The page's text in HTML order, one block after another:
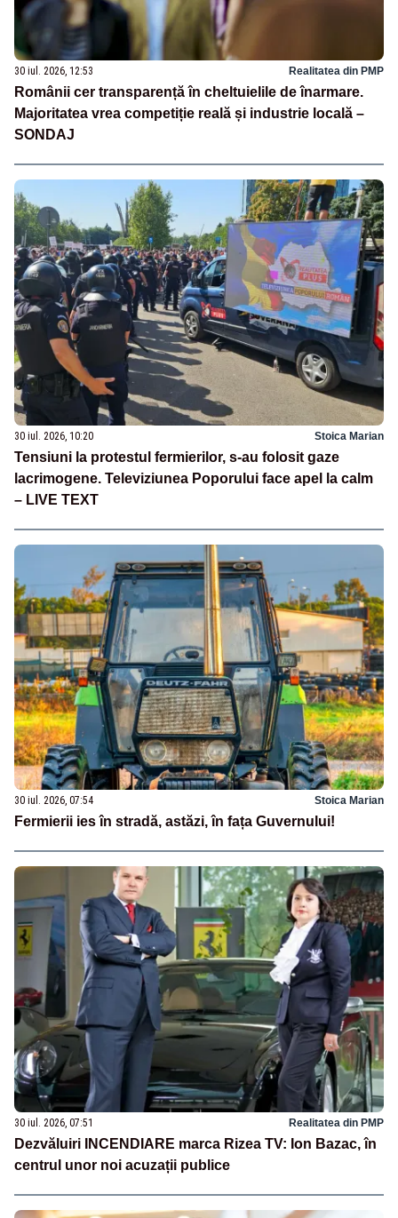
30 iul. 2026, 12:53 Realitatea din PMP
Românii cer transparență în cheltuielile de înarmare.
Majoritatea vrea competiție reală și industrie locală –
SONDAJ
30 iul. 2026, 10:20 Stoica Marian
Tensiuni la protestul fermierilor, s-au folosit gaze
lacrimogene. Televiziunea Poporului face apel la calm
– LIVE TEXT
30 iul. 2026, 07:54 Stoica Marian
Fermierii ies în stradă, astăzi, în fața Guvernului!
30 iul. 2026, 07:51 Realitatea din PMP
Dezvăluiri INCENDIARE marca Rizea TV: Ion Bazac, în
centrul unor noi acuzații publice